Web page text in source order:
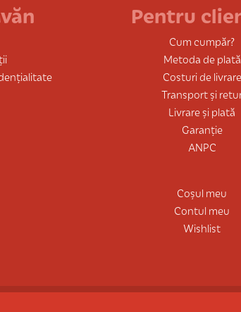
Pentru
Cum cumpăr?
Metoda de plată
Costuri de livrare
Transport și
Livrare și plată
Garanție
ANPC
Coșul meu
Contul meu
Wishlist